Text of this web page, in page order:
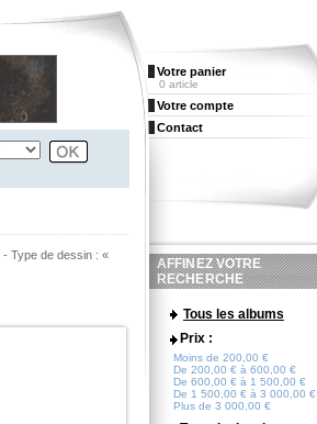
- Type de dessin : «
Votre panier
0 article
Votre compte
Contact
AFFINEZ VOTRE
RECHERCHE
Tous les albums
Prix :
Moins de 200,00 €
De 200,00 € à 600,00 €
De 600,00 € à 1 500,00 €
De 1 500,00 € à 3 000,00 €
Plus de 3 000,00 €